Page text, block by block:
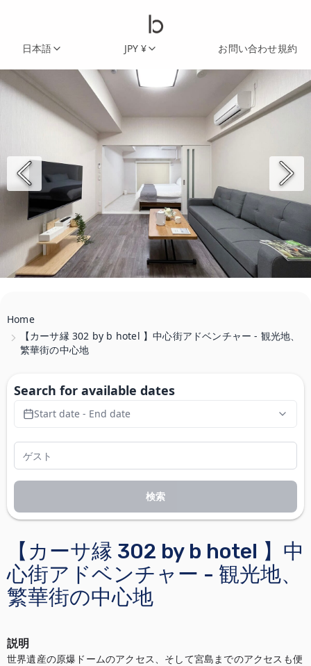
日本語 JPY ¥ お問い合わせ規約
Home
【カーサ縁 302 by b hotel 】中心街アドベンチャー - 観光地、
繁華街の中心地
【カーサ縁 302 by b hotel 】中
心街アドベンチャー - 観光地、
繁華街の中心地
説明
世界遺産の原爆ドームのアクセス、そして宮島までのアクセスも便
Search for available dates
Start date - End date
検索